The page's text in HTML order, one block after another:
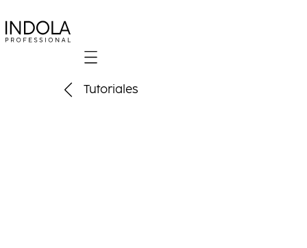
Mobile navigation
Tutoriales